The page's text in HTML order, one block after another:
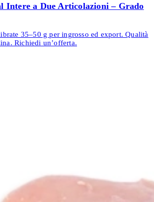
Intere a Due Articolazioni – Grado
35–50 g per ingrosso ed export. Qualità
Richiedi un’offerta.